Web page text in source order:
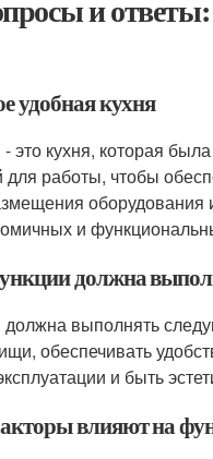
и ответы:
удобная кухня
это кухня, которая
работы, чтобы
и
должна
должна выполнять
обеспечивать
и быть
влияют на